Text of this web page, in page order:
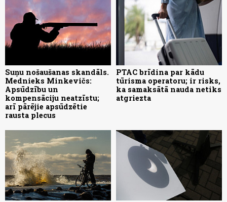
Suņu nošaušanas skandāls.
Mednieks Minkevičs:
Apsūdzību un
kompensāciju neatzīstu;
arī pārējie apsūdzētie
rausta plecus
PTAC brīdina par kādu
tūrisma operatoru; ir risks,
ka samaksātā nauda netiks
atgriezta